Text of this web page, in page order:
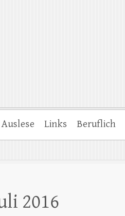
Auslese Links Beruflich
2016